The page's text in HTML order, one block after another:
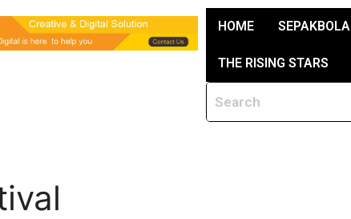
HOME SEPAKBOLA
THE RISING STARS